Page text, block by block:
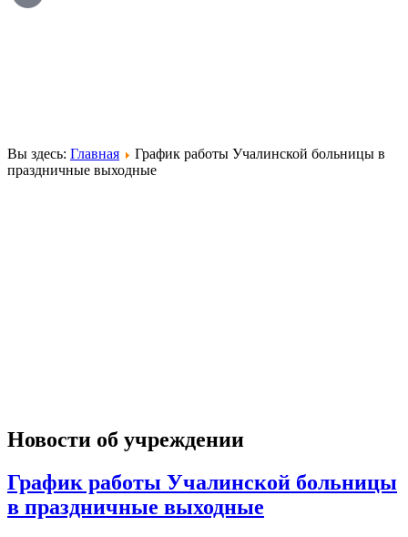
Вы здесь: Главная
График работы Учалинской больницы в
праздничные выходные
Новости об учреждении
График работы Учалинской больницы
в праздничные выходные